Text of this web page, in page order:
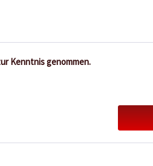
Kenntnis genommen.